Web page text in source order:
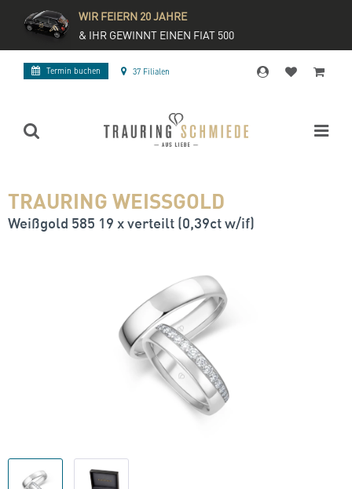
WIR FEIERN 20 JAHRE
& IHR GEWINNT EINEN FIAT 500
Termin buchen 37 Filialen
TRAURING WEISSGOLD
Weißgold 585 19 x verteilt (0,39ct w/if)